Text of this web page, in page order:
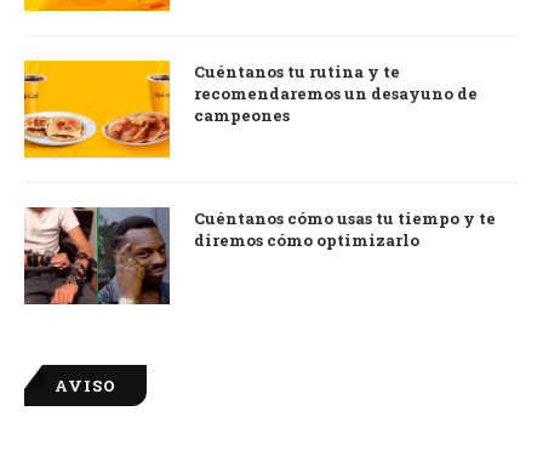
Cuéntanos tu rutina y te
recomendaremos un desayuno de
campeones
Cuéntanos cómo usas tu tiempo y te
diremos cómo optimizarlo
AVISO